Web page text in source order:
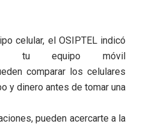
celular, el OSIPTEL indicó
tu equipo móvil
comparar los celulares
y dinero antes de tomar una
pueden acercarte a la